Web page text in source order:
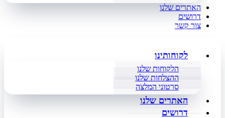
האתרים שלנו
דרושים
צור קשר
לקוחותינו
הלקוחות שלנו
ההצלחות שלנו
סרטוני המלצה
האתרים שלנו
דרושים